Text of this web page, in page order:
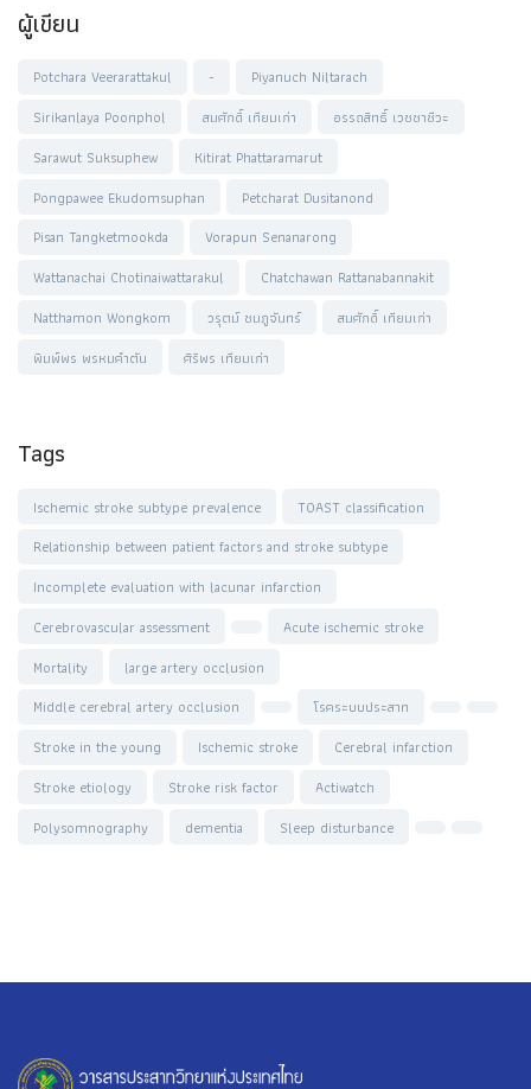
ผู้เขียน
Potchara Veerarattakul -
Piyanuch Niltarach
Sirikanlaya Poonphol
สมศักดิ์ เทียมเก่า
อรรถสิทธิ์ เวชชาชีวะ
Sarawut Suksuphew
Kitirat Phattaramarut
Pongpawee Ekudomsuphan
Petcharat Dusitanond
Pisan Tangketmookda
Vorapun Senanarong
Wattanachai Chotinaiwattarakul
Chatchawan Rattanabannakit
Natthamon Wongkom
วรุตม์ ชมภูจันทร์
สมศักดิ์ เทียมเก่า
พิมพ์พร พรหมคำตัน
ศิริพร เทียมเก่า
Tags
Ischemic stroke subtype prevalence
TOAST classification
Relationship between patient factors and stroke subtype
Incomplete evaluation with lacunar infarction
Cerebrovascular assessment
Acute ischemic stroke
Mortality
large artery occlusion
Middle cerebral artery occlusion
โรคระบบประสาท
Stroke in the young
Ischemic stroke
Cerebral infarction
Stroke etiology
Stroke risk factor
Actiwatch
Polysomnography
dementia Sleep disturbance